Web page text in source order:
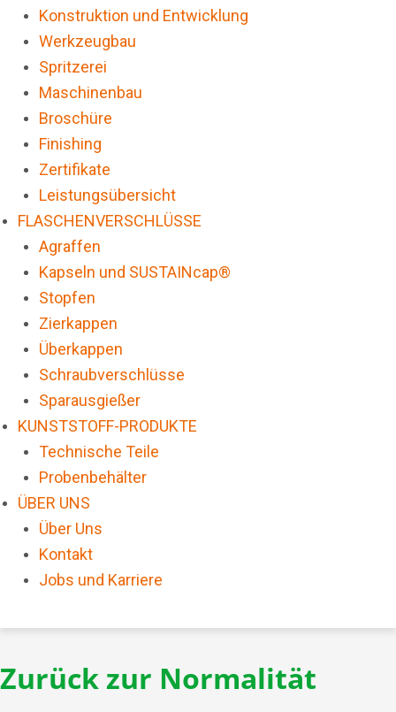
Konstruktion und Entwicklung
Werkzeugbau
Spritzerei
Maschinenbau
Broschüre
Finishing
Zertifikate
Leistungsübersicht
FLASCHENVERSCHLÜSSE
Agraffen
Kapseln und SUSTAINcap®
Stopfen
Zierkappen
Überkappen
Schraubverschlüsse
Sparausgießer
KUNSTSTOFF-PRODUKTE
Technische Teile
Probenbehälter
ÜBER UNS
Über Uns
Kontakt
Jobs und Karriere
Zurück zur Normalität